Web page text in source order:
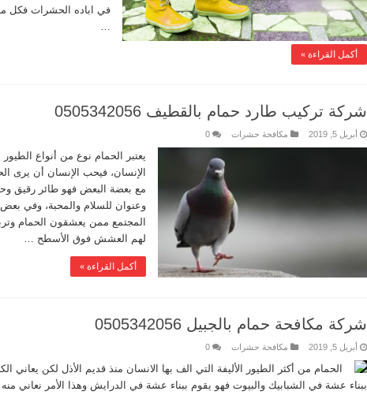
في اباده الحشرات فكل ما
…
أكمل القراءة »
شركة تركيب طارد حمام بالقطيف 0505342056
أبريل 5, 2019 مكافحة حشرات 0
يعتبر الحمام نوع من أنواع
الإنسان، فيحب الإنسان أن يرى
مع بعضة البعض فهو طائر رقيق
وعنوان للسلام والمحبة، وفي
المجتمع ممن يعشقون الحمام
لهم العشش فوق الأسطح …
أكمل القراءة »
شركة مكافحة حمام بالجبيل 0505342056
أبريل 5, 2019 مكافحة حشرات 0
الحمام من أكثر الطيور الأليفة التي الف بها الانسان منذ قديم الأذل لكن يعاني
ببناء عشة في الشبابيك والبيوت فهو يقوم ببناء عشة في الدرايش وهذا الأمر نعاني